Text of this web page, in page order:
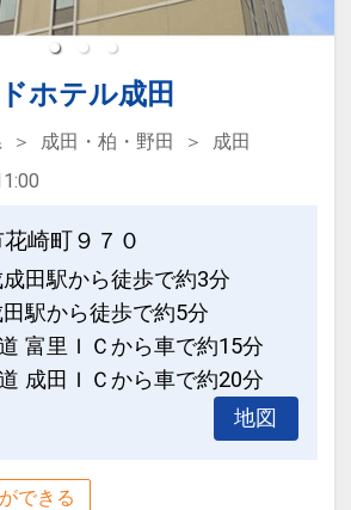
ホテル成田
成田・柏・野田
成田
崎町９７０
田駅から徒歩で約3分
田駅から徒歩で約5分
富里ＩＣから車で約15分
成田ＩＣから車で約20分
地図
できる